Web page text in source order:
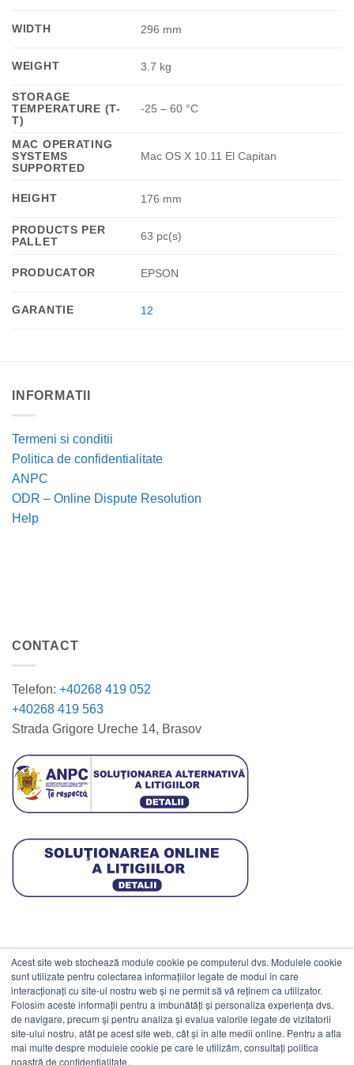
Acest site web stochează module cookie pe computerul dvs. Modulele cookie
sunt utilizate pentru colectarea informațiilor legate de modul în care
interacționați cu site-ul nostru web și ne permit să vă reținem ca utilizator.
Folosim aceste informații pentru a îmbunătăți și personaliza experiența dvs.
de navigare, precum și pentru analiza și evalua valorile legate de vizitatorii
site-ului nostru, atât pe acest site web, cât și în alte medii online. Pentru a afla
mai multe despre modulele cookie pe care le utilizăm, consultați politica
noastră de confidențialitate.
WIDTH 296 mm
WEIGHT 3.7 kg
STORAGE
TEMPERATURE (T-
T)
-25 – 60 °C
MAC OPERATING
SYSTEMS
SUPPORTED
Mac OS X 10.11 El Capitan
HEIGHT 176 mm
PRODUCTS PER
PALLET
63 pc(s)
PRODUCATOR EPSON
GARANTIE 12
INFORMATII
Termeni si conditii
Politica de confidentialitate
ANPC
ODR – Online Dispute Resolution
Help
CONTACT
Telefon: +40268 419 052
+40268 419 563
Strada Grigore Ureche 14, Brasov
DATE COMERCIALE
ESTICO S.R.L.
CIF: RO1094402.
Reg.Com: J08/469/1991.